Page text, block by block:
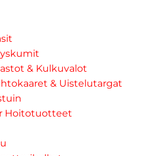
& Kulkuvalot
& Uistelutargat
Hoitotuotteet